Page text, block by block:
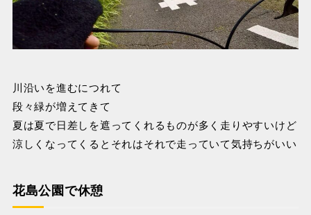
川沿いを進むにつれて
段々緑が増えてきて
夏は夏で日差しを遮ってくれるものが多く走りやすいけど
涼しくなってくるとそれはそれで走っていて気持ちがいい
花島公園で休憩